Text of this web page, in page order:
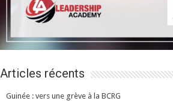
Articles récents
Guinée : vers une grève à la BCRG